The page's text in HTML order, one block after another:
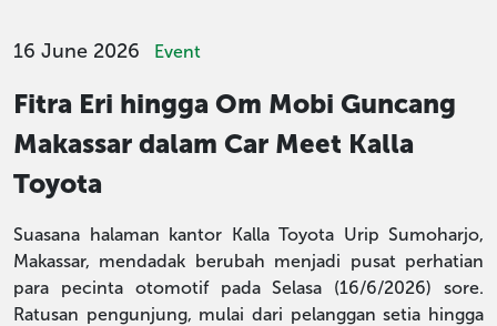
16 June 2026 Event
Fitra Eri hingga Om Mobi Guncang
Makassar dalam Car Meet Kalla
Toyota
Suasana halaman kantor Kalla Toyota Urip Sumoharjo,
Makassar, mendadak berubah menjadi pusat perhatian
para pecinta otomotif pada Selasa (16/6/2026) sore.
Ratusan pengunjung, mulai dari pelanggan setia hingga